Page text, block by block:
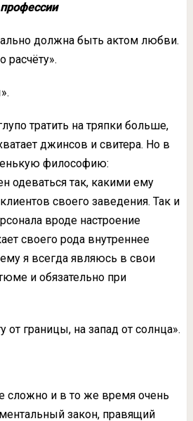
должна быть актом любви.
расчёту».
тратить на тряпки больше,
джинсов и свитера. Но в
философию:
одеваться так, какими ему
своего заведения. Так и
вроде настроение
своего рода внутреннее
я всегда являюсь в свои
и обязательно при
от границы, на запад от солнца».
сложно и в то же время очень
закон, правящий